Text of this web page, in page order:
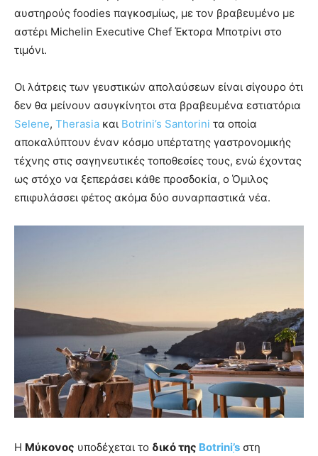
αυστηρούς foodies παγκοσμίως, με τον βραβευμένο με
αστέρι Michelin Executive Chef Έκτορα Μποτρίνι στο
τιμόνι.
Οι λάτρεις των γευστικών απολαύσεων είναι σίγουρο ότι
δεν θα μείνουν ασυγκίνητοι στα βραβευμένα εστιατόρια
Selene, Therasia και Botrini’s Santorini τα οποία
αποκαλύπτουν έναν κόσμο υπέρτατης γαστρονομικής
τέχνης στις σαγηνευτικές τοποθεσίες τους, ενώ έχοντας
ως στόχο να ξεπεράσει κάθε προσδοκία, ο Όμιλος
επιφυλάσσει φέτος ακόμα δύο συναρπαστικά νέα.
Η Μύκονος υποδέχεται το δικό της Botrini’s στη